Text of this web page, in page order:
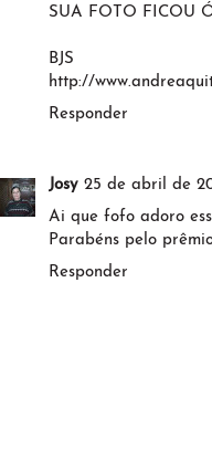
SUA FOTO FICOU
BJS
http://
Responder
Josy 25 de abril de
Ai que fofo adoro
Parabéns pelo
Responder